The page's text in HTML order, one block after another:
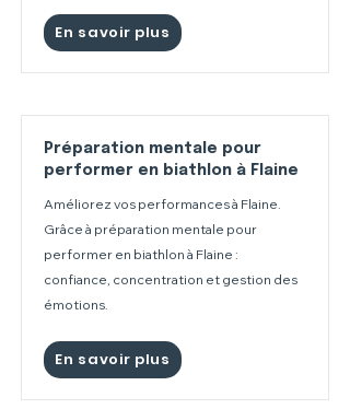
En savoir plus
Préparation mentale pour
performer en biathlon à Flaine
Améliorez vos performances à Flaine.
Grâce à préparation mentale pour
performer en biathlon à Flaine :
confiance, concentration et gestion des
émotions.
En savoir plus